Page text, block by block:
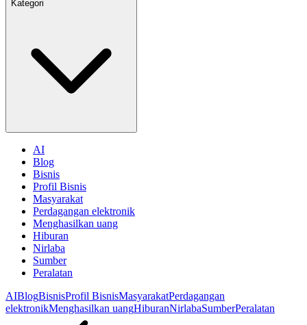
Kategori
AI
Blog
Bisnis
Profil Bisnis
Masyarakat
Perdagangan elektronik
Menghasilkan uang
Hiburan
Nirlaba
Sumber
Peralatan
AIBlogBisnisProfil BisnisMasyarakatPerdagangan
elektronikMenghasilkan uangHiburanNirlabaSumberPeralatan